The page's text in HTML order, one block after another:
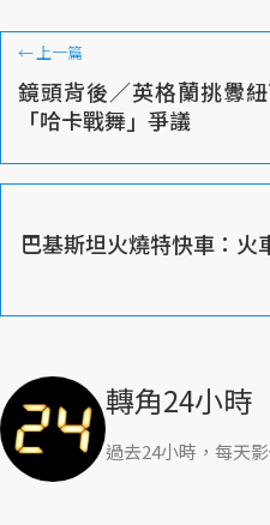
← 上一篇
鏡頭背後／英格蘭挑釁
「哈卡戰舞」爭議
巴基斯坦火燒特快車：火
轉角24小時
過去24小時，每天